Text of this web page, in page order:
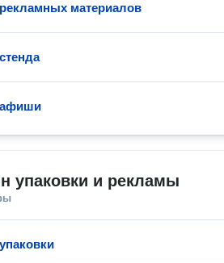
материалов
афиши
упаковки и рекламы